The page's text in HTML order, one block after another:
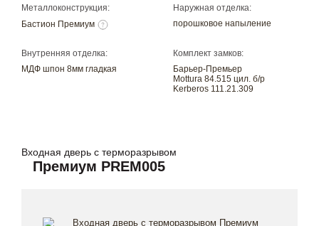
Металлоконструкция:
Бастион Премиум
Наружная отделка:
порошковое напыление
Внутренняя отделка:
МДФ шпон 8мм гладкая
Комплект замков:
Барьер-Премьер
Mottura 84.515 цил. б/р
Kerberos 111.21.309
Входная дверь с терморазрывом
Премиум PREM005